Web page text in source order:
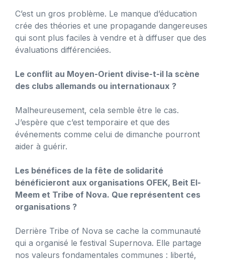
C’est un gros problème. Le manque d’éducation
crée des théories et une propagande dangereuses
qui sont plus faciles à vendre et à diffuser que des
évaluations différenciées.
Le conflit au Moyen-Orient divise-t-il la scène
des clubs allemands ou internationaux ?
Malheureusement, cela semble être le cas.
J’espère que c’est temporaire et que des
événements comme celui de dimanche pourront
aider à guérir.
Les bénéfices de la fête de solidarité
bénéficieront aux organisations OFEK, Beit El-
Meem et Tribe of Nova. Que représentent ces
organisations ?
Derrière Tribe of Nova se cache la communauté
qui a organisé le festival Supernova. Elle partage
nos valeurs fondamentales communes : liberté,